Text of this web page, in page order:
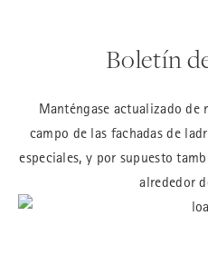
Boletín
Manténgase actualizado de
campo de las fachadas de
especiales, y por supuesto
alrededor